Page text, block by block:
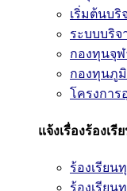
เริ่มต้นบริ
ระบบบริจ
กองทุนจุ
กองทุนภู
โครงการ
แจ้งเรื่องร้องเรี
ร้องเรียน
ร้องเรียน